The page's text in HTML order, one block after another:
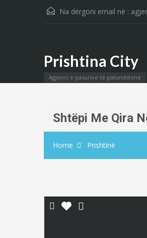
Na dërgoni email në :
Prishtina City
Agjenci e pasurive të patundshme
Shtëpi Me Qira
Home Prishtinë